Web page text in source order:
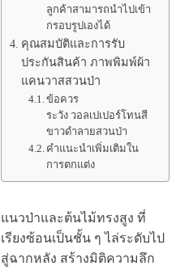
ลูกค้าสามารถนำไปเข้า
กรอบรูปเองได้
คุณสมบัติและการรับ
ประกันสินค้า ภาพพิมพ์ผ้า
แคนวาสสวนป่า
ข้อควร
ระวัง วอลเปเปอร์โทนสี
ขาวดำลายสวนป่า
คำแนะนำเพิ่มเติมใน
การตกแต่ง
แนวป่าและต้นไม้ทรงสูง ที่
เรียงซ้อนเป็นชั้น ๆ ไล่ระดับไป
สู่ฉากหลัง สร้างมิติความลึก